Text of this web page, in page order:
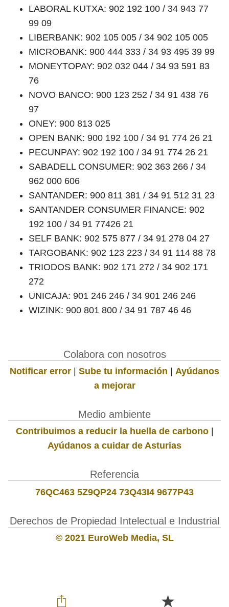
LABORAL KUTXA: 902 192 100 / 34 943 77
99 09
LIBERBANK: 902 105 005 / 34 902 105 005
MICROBANK: 900 444 333 / 34 93 495 39 99
MONEYTOPAY: 902 032 044 / 34 93 591 83
76
NOVO BANCO: 900 123 252 / 34 91 438 76
97
ONEY: 900 813 025
OPEN BANK: 900 192 100 / 34 91 774 26 21
PECUNPAY: 902 192 100 / 34 91 774 26 21
SABADELL CONSUMER: 902 363 266 / 34
962 000 606
SANTANDER: 900 811 381 / 34 91 512 31 23
SANTANDER CONSUMER FINANCE: 902
192 100 / 34 91 77426 21
SELF BANK: 902 575 877 / 34 91 278 04 27
TARGOBANK: 902 123 223 / 34 91 114 88 78
TRIODOS BANK: 902 171 272 / 34 902 171
272
UNICAJA: 901 246 246 / 34 901 246 246
WIZINK: 900 801 800 / 34 91 787 46 46
Colabora con nosotros
Notificar error | Sube tu información | Ayúdanos
a mejorar
Medio ambiente
Contribuimos a reducir la huella de carbono|
Ayúdanos a cuidar de Asturias
Referencia
76QC463 5Z9QP24 73Q43I4 9677P43
Derechos de Propiedad Intelectual e Industrial
© 2021 EuroWeb Media, SL